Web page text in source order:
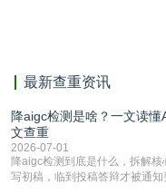
最新查重资讯
降aigc检测是啥？一文读
文查重
2026-07-01
降aigc检测到底是什么，拆解
写初稿，临到投稿答辩才被通